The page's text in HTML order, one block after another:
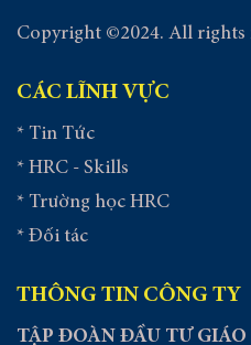
Copyright ©2024. All rights
CÁC LĨNH VỰC
* Tin Tức
* HRC - Skills
* Trường học HRC
* Đối tác
THÔNG TIN CÔNG TY
TẬP ĐOÀN ĐẦU TƯ GIÁO